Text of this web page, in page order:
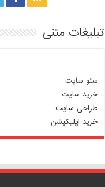
تبلیغات متنی
سئو سایت
خرید سایت
طراحی سایت
خرید اپلیکیشن